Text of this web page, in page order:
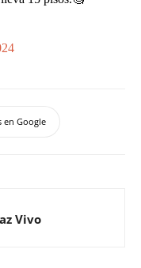
en Google
Vivo